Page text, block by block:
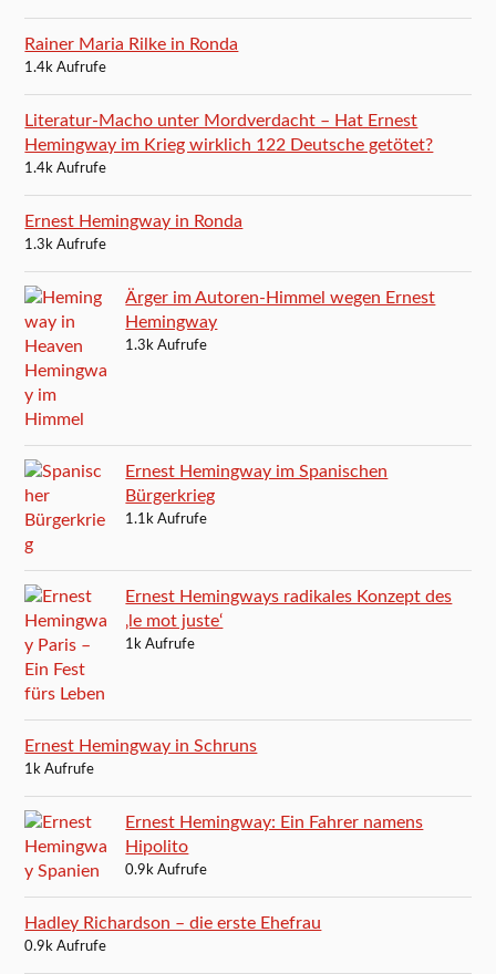
Rainer Maria Rilke in Ronda
1.4k Aufrufe
Literatur-Macho unter Mordverdacht – Hat Ernest
Hemingway im Krieg wirklich 122 Deutsche getötet?
1.4k Aufrufe
Ernest Hemingway in Ronda
1.3k Aufrufe
Ärger im Autoren-Himmel wegen Ernest
Hemingway
1.3k Aufrufe
Ernest Hemingway im Spanischen
Bürgerkrieg
1.1k Aufrufe
Ernest Hemingways radikales Konzept des
‚le mot juste‘
1k Aufrufe
Ernest Hemingway in Schruns
1k Aufrufe
Ernest Hemingway: Ein Fahrer namens
Hipolito
0.9k Aufrufe
Hadley Richardson – die erste Ehefrau
0.9k Aufrufe